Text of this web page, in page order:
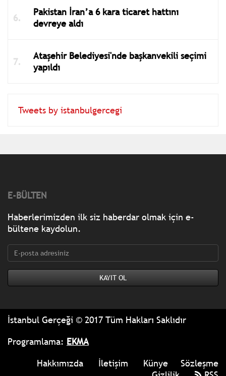
Pakistan İran’a 6 kara ticaret hattını
devreye aldı
Ataşehir Belediyesi'nde başkanvekili seçimi
yapıldı
Tweets by istanbulgercegi
E-BÜLTEN
Haberlerimizden ilk siz haberdar olmak için e-
bültene kaydolun.
İstanbul Gerçeği © 2017 Tüm Hakları Saklıdır
Programlama: EKMA
Hakkımızda
İletişim Künye
Sözleşme